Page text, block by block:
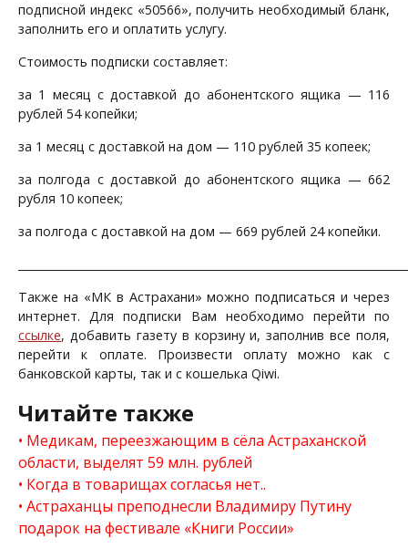
подписной индекс «50566», получить необходимый бланк,
заполнить его и оплатить услугу.
Стоимость подписки составляет:
за 1 месяц с доставкой до абонентского ящика — 116
рублей 54 копейки;
за 1 месяц с доставкой на дом — 110 рублей 35 копеек;
за полгода с доставкой до абонентского ящика — 662
рубля 10 копеек;
за полгода с доставкой на дом — 669 рублей 24 копейки.
Также на «МК в Астрахани» можно подписаться и через
интернет. Для подписки Вам необходимо перейти по
ссылке, добавить газету в корзину и, заполнив все поля,
перейти к оплате. Произвести оплату можно как с
банковской карты, так и с кошелька Qiwi.
Читайте также
Медикам, переезжающим в сёла Астраханской
области, выделят 59 млн. рублей
Когда в товарищах согласья нет..
Астраханцы преподнесли Владимиру Путину
подарок на фестивале «Книги России»